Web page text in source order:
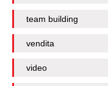
team building
vendita
video